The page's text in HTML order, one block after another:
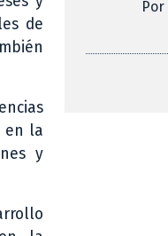
de
en la
y
Por